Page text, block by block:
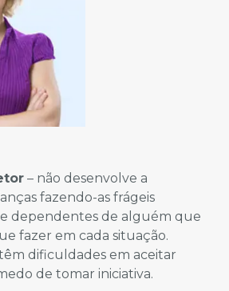
– não desenvolve a
fazendo-as frágeis
dependentes de alguém que
fazer em cada situação.
dificuldades em aceitar
de tomar iniciativa.